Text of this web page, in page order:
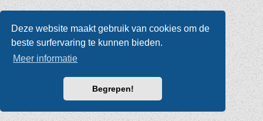
Deze website maakt gebruik van cookies om de
beste surfervaring te kunnen bieden.
Meer informatie
Begrepen!